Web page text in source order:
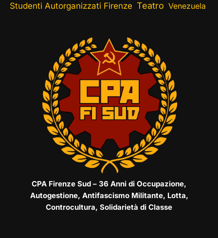
Studenti Autorganizzati Firenze Teatro Venezuela
CPA Firenze Sud – 36 Anni di Occupazione,
Autogestione, Antifascismo Militante, Lotta,
Controcultura, Solidarietà di Classe